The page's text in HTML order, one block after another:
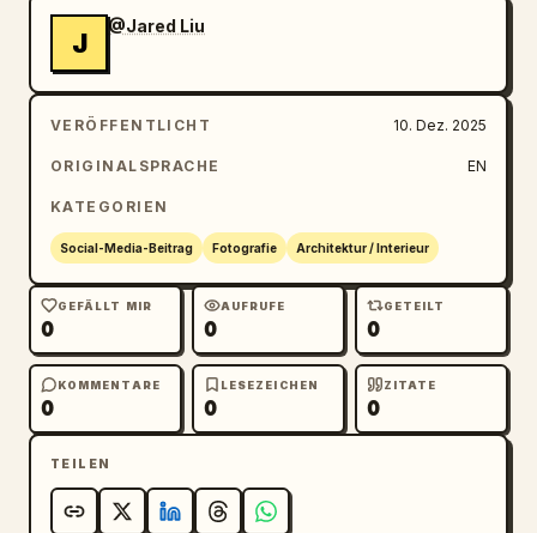
J
@Jared Liu
VERÖFFENTLICHT 10. Dez. 2025
ORIGINALSPRACHE EN
KATEGORIEN
Social-Media-Beitrag Fotografie Architektur / Interieur
GEFÄLLT MIR
0
AUFRUFE
0
GETEILT
0
KOMMENTARE
0
LESEZEICHEN
0
ZITATE
0
TEILEN